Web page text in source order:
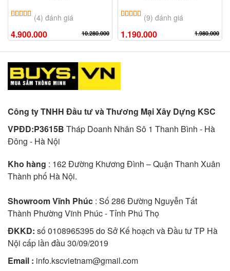
5.00 trên 5 dựa trên
(4) đánh giá
4.900.000 10.280.000
5.00 trên 5 dựa trên
(9) đánh giá
1.190.000 1.980.000
Công ty TNHH Đầu tư và Thương Mại Xây Dựng KSC
VPĐD:P3615B Tháp Doanh Nhân Sô 1 Thanh Bình - Hà
Đông - Hà Nội
Kho hàng : 162 Đường Khương Đình – Quận Thanh Xuân
Thành phố Hà Nội.
Showroom Vĩnh Phúc : Số 286 Đường Nguyễn Tất
Thành Phường Vĩnh Phúc - Tỉnh Phú Thọ
ĐKKD: số 0108965395 do Sở Kế hoạch và Đầu tư TP Hà
Nội cấp lần đầu 30/09/2019
Email : info.kscvietnam@gmail.com